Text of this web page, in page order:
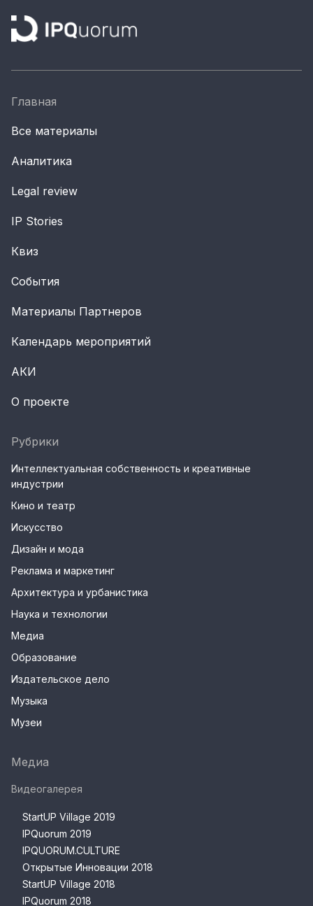
Главная
Все материалы
Аналитика
Legal review
IP Stories
Квиз
События
Материалы Партнеров
Календарь мероприятий
АКИ
О проекте
Рубрики
Интеллектуальная собственность и креативные
индустрии
Кино и театр
Искусство
Дизайн и мода
Реклама и маркетинг
Архитектура и урбанистика
Наука и технологии
Медиа
Образование
Издательское дело
Музыка
Музеи
Медиа
Видеогалерея
StartUP Village 2019
IPQuorum 2019
IPQUORUM.CULTURE
Открытые Инновации 2018
StartUP Village 2018
IPQuorum 2018